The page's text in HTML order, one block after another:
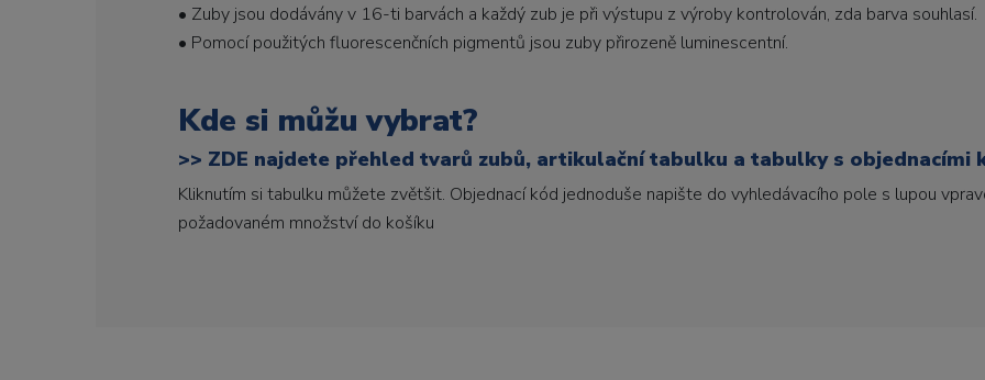
• Zuby jsou dodávány v 16-ti barvách a každý zub je při výstupu z výroby kontrolován, zda barva souhlasí.
• Pomocí použitých fluorescenčních pigmentů jsou zuby přirozeně luminescentní.
Kde si můžu vybrat?
>> ZDE najdete přehled tvarů zubů, artikulační tabulku a tabulky s objednacími
Kliknutím si tabulku můžete zvětšit. Objednací kód jednoduše napište do vyhledávacího pole s lupou
požadovaném množství do košíku